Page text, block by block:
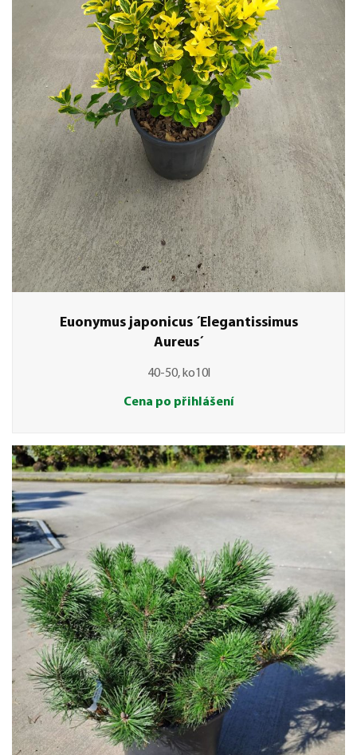
Euonymus japonicus ´Elegantissimus
Aureus´
40-50, ko10l
Cena po přihlášení